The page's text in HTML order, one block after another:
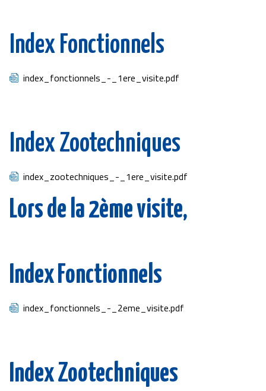
Index Fonctionnels
Document
index_fonctionnels_-_1ere_visite.pdf
Index Zootechniques
Document
index_zootechniques_-_1ere_visite.pdf
Lors de la 2ème visite,
Index Fonctionnels
Document
index_fonctionnels_-_2eme_visite.pdf
Index Zootechniques